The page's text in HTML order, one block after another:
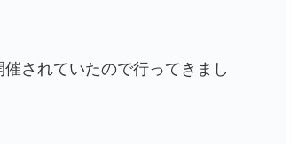
されていたので行ってきまし